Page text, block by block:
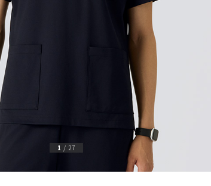
1 / 27